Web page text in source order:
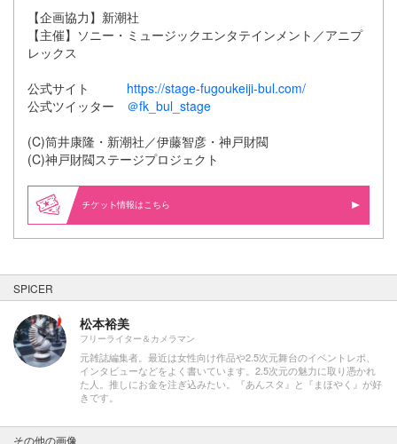
【企画協力】新潮社
【主催】ソニー・ミュージックエンタテインメント／アニプ
レックス
公式サイト https://stage-fugoukeiji-bul.com/
公式ツイッター ＠fk_bul_stage
(C)筒井康隆・新潮社／伊藤智彦・神戸財閥
(C)神戸財閥ステージプロジェクト
情報はこちら
SPICER
松本裕美
フリーライター＆カメラマン
元雑誌編集者。最近は女性向け作品や2.5次元舞台のイベントレポ、
インタビューなどをよく書いています。2.5次元の魅力に取り憑かれ
た人。推しにお金を注ぎ込みたい。『あんスタ』と『まほやく』が好
きです。
その他の画像